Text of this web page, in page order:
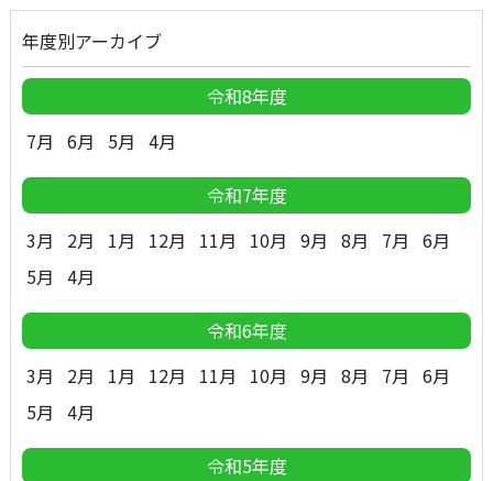
年度別アーカイブ
令和8年度
7月 6月 5月 4月
令和7年度
3月
2月 1月 12月 11月 10月 9月 8月 7月 6月
5月 4月
令和6年度
3月
2月 1月 12月 11月 10月 9月 8月 7月 6月
5月 4月
令和5年度